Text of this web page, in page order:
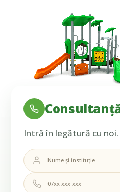
Intră în legătură cu noi.